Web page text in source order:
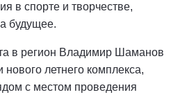
в спорте и творчестве,
будущее.
в регион Владимир Шаманов
летнего комплекса,
с местом проведения